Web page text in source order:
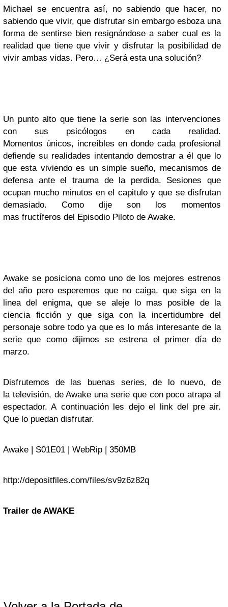
Michael se encuentra así, no sabiendo que hacer, no
sabiendo que vivir, que disfrutar sin embargo esboza una
forma de sentirse bien resignándose a saber cual es la
realidad que tiene que vivir y disfrutar la posibilidad de
vivir ambas vidas. Pero… ¿Será esta una solución?
Un punto alto que tiene la serie son las intervenciones
con sus psicólogos en cada realidad.
Momentos únicos, increíbles en donde cada profesional
defiende su realidades intentando demostrar a él que lo
que esta viviendo es un simple sueño, mecanismos de
defensa ante el trauma de la perdida. Sesiones que
ocupan mucho minutos en el capitulo y que se disfrutan
demasiado. Como dije son los momentos
mas fructíferos del Episodio Piloto de Awake.
Awake se posiciona como uno de los mejores estrenos
del año pero esperemos que no caiga, que siga en la
linea del enigma, que se aleje lo mas posible de la
ciencia ficción y que siga con la incertidumbre del
personaje sobre todo ya que es lo más interesante de la
serie que como dijimos se estrena el primer día de
marzo.
Disfrutemos de las buenas series, de lo nuevo, de
la televisión, de Awake una serie que con poco atrapa al
espectador. A continuación les dejo el link del pre air.
Que lo puedan disfrutar.
Awake | S01E01 | WebRip | 350MB
http://depositfiles.com/files/sv9z6z82q
Trailer de AWAKE